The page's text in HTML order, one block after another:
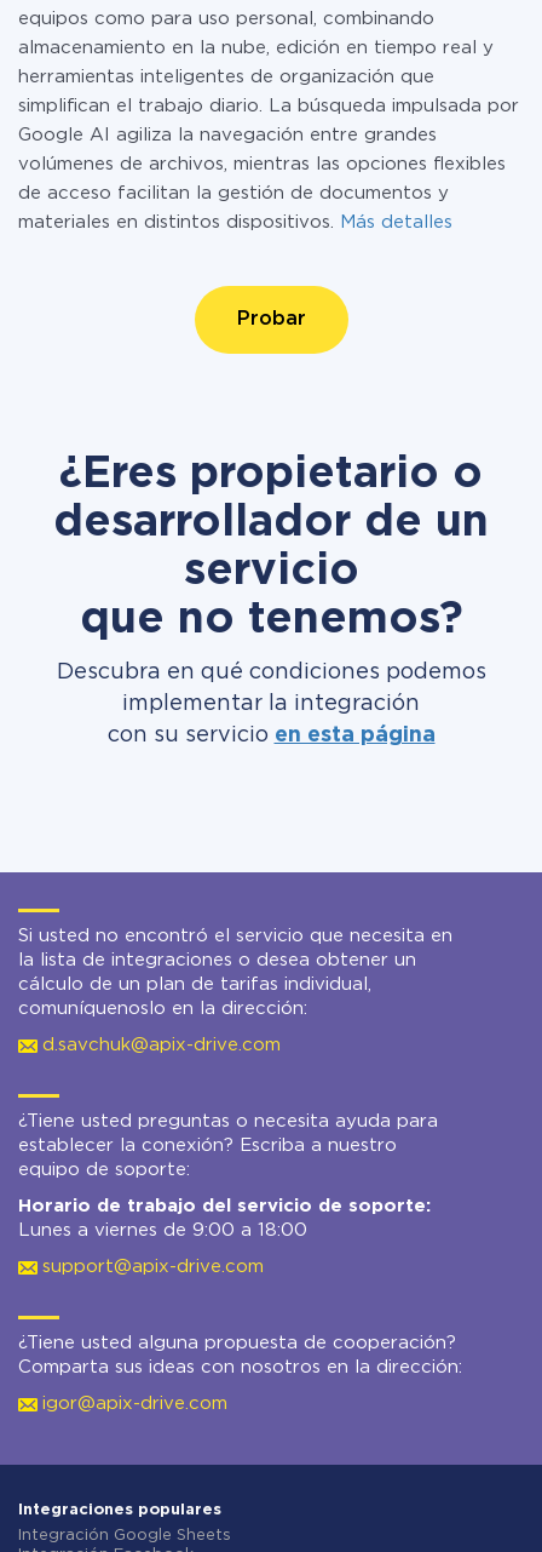
equipos como para uso personal, combinando
almacenamiento en la nube, edición en tiempo real y
herramientas inteligentes de organización que
simplifican el trabajo diario. La búsqueda impulsada por
Google AI agiliza la navegación entre grandes
volúmenes de archivos, mientras las opciones flexibles
de acceso facilitan la gestión de documentos y
materiales en distintos dispositivos.
Más detalles
Probar
¿Eres propietario o
desarrollador de un
servicio
que no tenemos?
Descubra en qué condiciones podemos
implementar la integración
con su servicio en esta página
Si usted no encontró el servicio que necesita en
la lista de integraciones o desea obtener un
cálculo de un plan de tarifas individual,
comuníquenoslo en la dirección:
d.savchuk@apix-drive.com
¿Tiene usted preguntas o necesita ayuda para
establecer la conexión? Escriba a nuestro
equipo de soporte:
Horario de trabajo del servicio de soporte:
Lunes a viernes de 9:00 a 18:00
support@apix-drive.com
¿Tiene usted alguna propuesta de cooperación?
Comparta sus ideas con nosotros en la dirección:
igor@apix-drive.com
Integraciones populares
Integración Google Sheets